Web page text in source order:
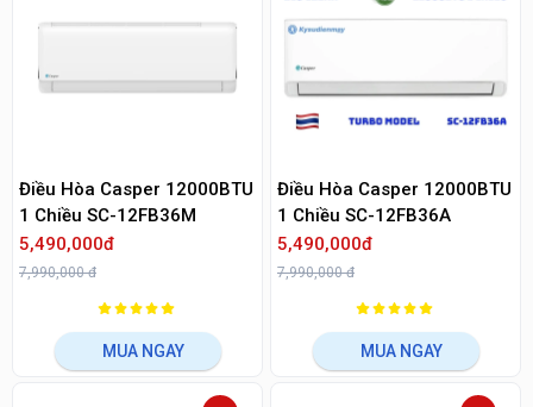
Điều Hòa Casper 12000BTU
1 Chiều SC-12FB36M
5,490,000đ
7,990,000 đ
MUA NGAY
Điều Hòa Casper 12000BTU
1 Chiều SC-12FB36A
5,490,000đ
7,990,000 đ
MUA NGAY